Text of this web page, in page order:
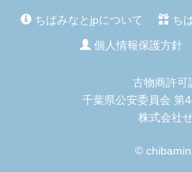
ちばみなとjpについて ち
個人情報保護方針
古物商許可
千葉県公安委員会 第
株式会社
©